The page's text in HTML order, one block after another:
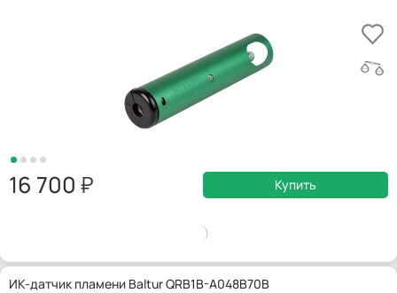
16 700 Купить
ИК-датчик пламени Baltur QRB1B-A048B70B